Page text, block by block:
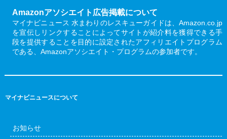
Amazonアソシエイト広告掲載について
マイナビニュース 水まわりのレスキューガイドは、Amazon.co.jp
を宣伝しリンクすることによってサイトが紹介料を獲得できる手
段を提供することを目的に設定されたアフィリエイトプログラム
である、Amazonアソシエイト・プログラムの参加者です。
マイナビニュースについて
お知らせ